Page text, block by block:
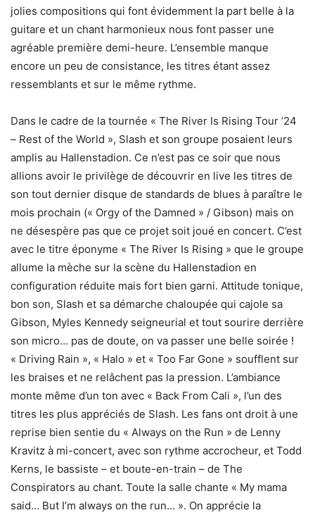
jolies compositions qui font évidemment la part belle à la
guitare et un chant harmonieux nous font passer une
agréable première demi-heure. L’ensemble manque
encore un peu de consistance, les titres étant assez
ressemblants et sur le même rythme.
Dans le cadre de la tournée « The River Is Rising Tour ’24
– Rest of the World », Slash et son groupe posaient leurs
amplis au Hallenstadion. Ce n’est pas ce soir que nous
allions avoir le privilège de découvrir en live les titres de
son tout dernier disque de standards de blues à paraître le
mois prochain (« Orgy of the Damned » / Gibson) mais on
ne désespère pas que ce projet soit joué en concert. C’est
avec le titre éponyme « The River Is Rising » que le groupe
allume la mèche sur la scène du Hallenstadion en
configuration réduite mais fort bien garni. Attitude tonique,
bon son, Slash et sa démarche chaloupée qui cajole sa
Gibson, Myles Kennedy seigneurial et tout sourire derrière
son micro… pas de doute, on va passer une belle soirée !
« Driving Rain », « Halo » et « Too Far Gone » soufflent sur
les braises et ne relâchent pas la pression. L’ambiance
monte même d’un ton avec « Back From Cali », l’un des
titres les plus appréciés de Slash. Les fans ont droit à une
reprise bien sentie du « Always on the Run » de Lenny
Kravitz à mi-concert, avec son rythme accrocheur, et Todd
Kerns, le bassiste – et boute-en-train – de The
Conspirators au chant. Toute la salle chante « My mama
said… But I’m always on the run… ». On apprécie la